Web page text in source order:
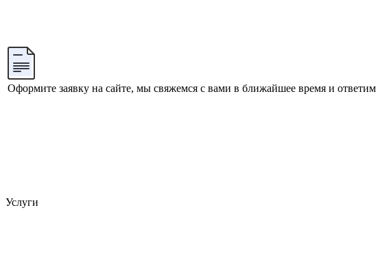
Оформите заявку на сайте, мы свяжемся с вами в ближайшее время и
Услуги